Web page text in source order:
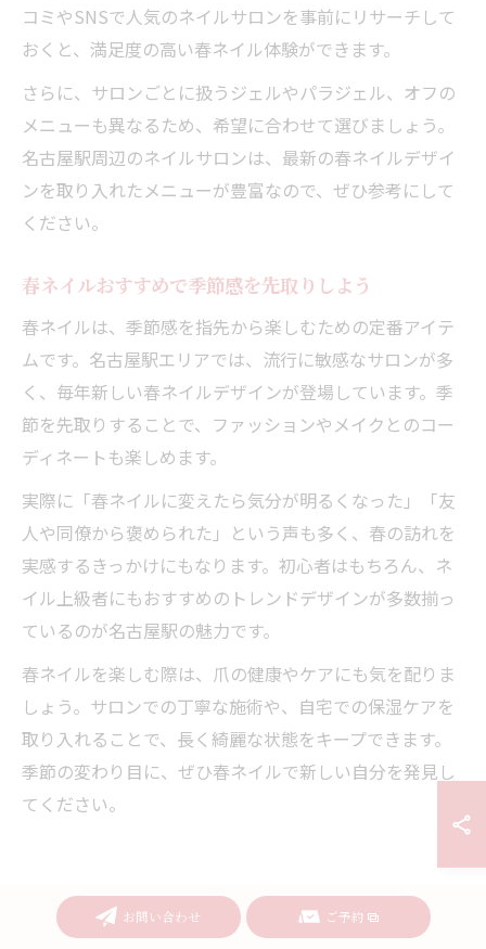
コミやSNSで人気のネイルサロンを事前にリサーチして
おくと、満足度の高い春ネイル体験ができます。
さらに、サロンごとに扱うジェルやパラジェル、オフの
メニューも異なるため、希望に合わせて選びましょう。
名古屋駅周辺のネイルサロンは、最新の春ネイルデザイ
ンを取り入れたメニューが豊富なので、ぜひ参考にして
ください。
春ネイルおすすめで季節感を先取りしよう
春ネイルは、季節感を指先から楽しむための定番アイテ
ムです。名古屋駅エリアでは、流行に敏感なサロンが多
く、毎年新しい春ネイルデザインが登場しています。季
節を先取りすることで、ファッションやメイクとのコー
ディネートも楽しめます。
実際に「春ネイルに変えたら気分が明るくなった」「友
人や同僚から褒められた」という声も多く、春の訪れを
実感するきっかけにもなります。初心者はもちろん、ネ
イル上級者にもおすすめのトレンドデザインが多数揃っ
ているのが名古屋駅の魅力です。
春ネイルを楽しむ際は、爪の健康やケアにも気を配りま
しょう。サロンでの丁寧な施術や、自宅での保湿ケアを
取り入れることで、長く綺麗な状態をキープできます。
季節の変わり目に、ぜひ春ネイルで新しい自分を発見し
てください。
春ネイルなら名古屋駅周辺が狙い
お問い合わせ ご予約